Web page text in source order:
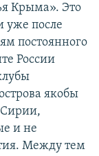
Крыма». Это
уже после
постоянного
России
якобы
Сирии,
и не
Между тем